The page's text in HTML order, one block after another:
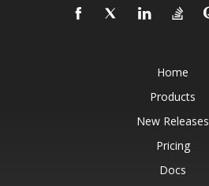
Home
Products
New Releases
Pricing
Docs